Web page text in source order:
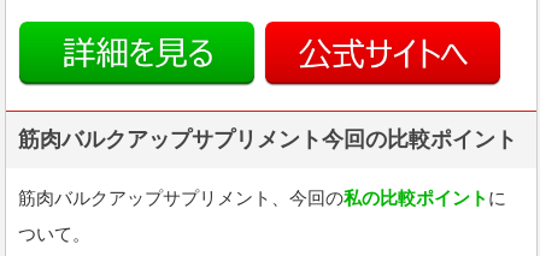
筋肉バルクアップサプリメント今回の比較ポイント
筋肉バルクアップサプリメント、今回の私の比較ポイント に
ついて。